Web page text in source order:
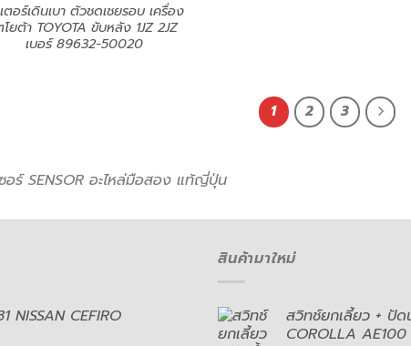
ตอร์เดินเบา ตัวชดเชยรอบ เครื่อง
โยต้า TOYOTA ขับหลัง 1JZ 2JZ
เบอร์ 89632-50020
1 2 3
ซอร์ SENSOR อะไหล่มือสอง แท้ญี่ปุ่น
NISSAN CEFIRO
สินค้ามาใหม่
สวิทช์ยกเลี้ยว + ปัด
COROLLA AE100